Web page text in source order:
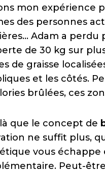
mon expérience
des personnes
Adam a perdu
de 30 kg sur
de graisse
et les côtés.
brûlées, ces
là que le concept de
ne suffit plus,
vous
Peut-